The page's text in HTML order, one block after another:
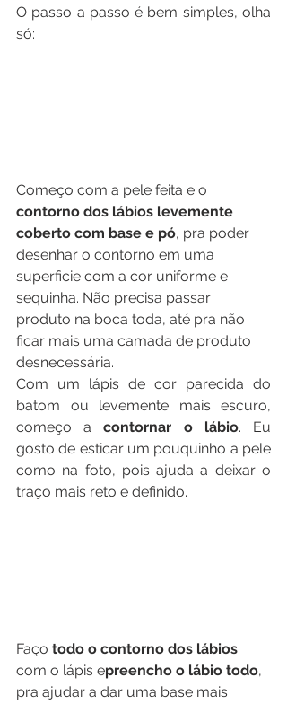
O passo a passo é bem simples, olha
só:
Começo com a pele feita e o
contorno dos lábios levemente
coberto com base e pó, pra poder
desenhar o contorno em uma
superficie com a cor uniforme e
sequinha. Não precisa passar
produto na boca toda, até pra não
ficar mais uma camada de produto
desnecessária.
Com um lápis de cor parecida do
batom ou levemente mais escuro,
começo a contornar o lábio. Eu
gosto de esticar um pouquinho a pele
como na foto, pois ajuda a deixar o
traço mais reto e definido.
Faço todo o contorno dos lábios
com o lápis epreencho o lábio todo,
pra ajudar a dar uma base mais